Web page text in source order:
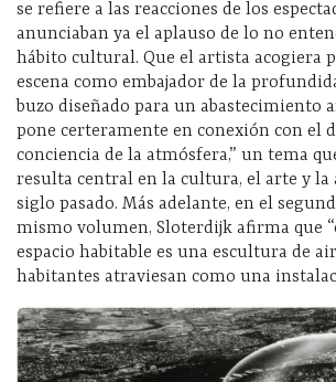
se refiere a las reacciones de los
anunciaban ya el aplauso de lo no
hábito cultural. Que el artista acogiera
escena como embajador de la
buzo diseñado para un abastecimiento
pone certeramente en conexión con el
conciencia de la atmósfera,” un tema
resulta central en la cultura, el arte y
siglo pasado. Más adelante, en el
mismo volumen, Sloterdijk afirma que
espacio habitable es una escultura de
habitantes atraviesan como una